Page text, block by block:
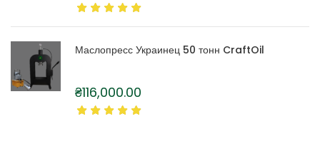
Маслопресс Украинец 50 тонн CraftOil
₴116,000.00